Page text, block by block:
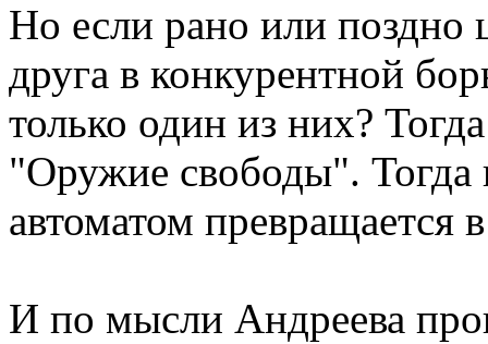
Но если рано или поздно
друга в конкурентной
только один из них?
"Оружие свободы". Тогда
автоматом превращается
И по мысли Андреева